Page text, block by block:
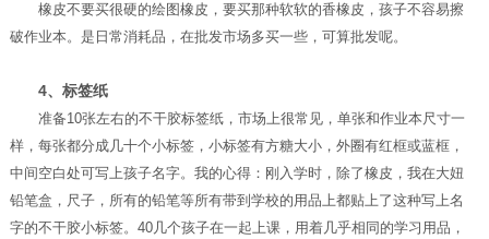
橡皮不要买很硬的绘图橡皮，要买那种软软的香橡皮，孩子不容易擦
破作业本。是日常消耗品，在批发市场多买一些，可算批发呢。
4、 标签纸
准备10张左右的不干胶标签纸，市场上很常见，单张和作业本尺寸一
样，每张都分成几十个小标签，小标签有方糖大小，外圈有红框或蓝框，
中间空白处可写上孩子名字。我的心得：刚入学时，除了橡皮，我在大妞
铅笔盒，尺子，所有的铅笔等所有带到学校的用品上都贴上了这种写上名
字的不干胶小标签。40几个孩子在一起上课，用着几乎相同的学习用品，